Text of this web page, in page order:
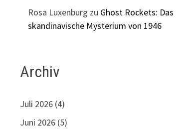
Rosa Luxenburg zu Ghost Rockets: Das
skandinavische Mysterium von 1946
Archiv
Juli 2026 (4)
Juni 2026 (5)